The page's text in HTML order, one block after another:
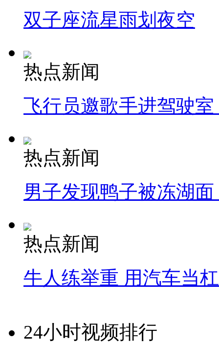
双子座流星雨划夜空
热点新闻
飞行员邀歌手进驾驶
热点新闻
男子发现鸭子被冻湖
热点新闻
牛人练举重 用汽车当
24小时视频排行